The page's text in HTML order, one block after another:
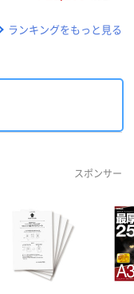
ランキングをもっと見る
スポンサー